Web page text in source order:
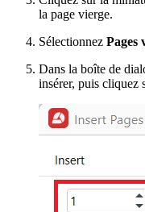
la page vierge.
Sélectionnez Pages
Dans la boîte de
insérer, puis cliquez